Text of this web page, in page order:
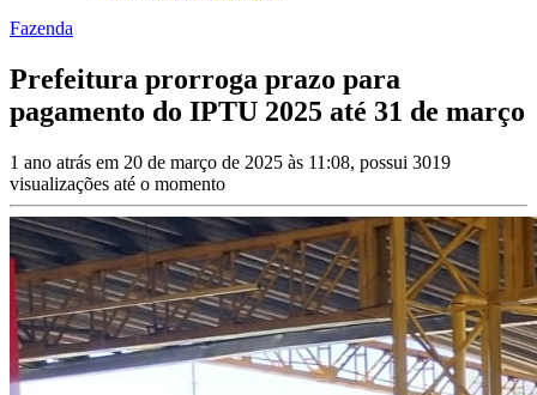
Fazenda
Prefeitura prorroga prazo para
pagamento do IPTU 2025 até 31 de março
1 ano atrás em 20 de março de 2025 às 11:08, possui 3019
visualizações até o momento